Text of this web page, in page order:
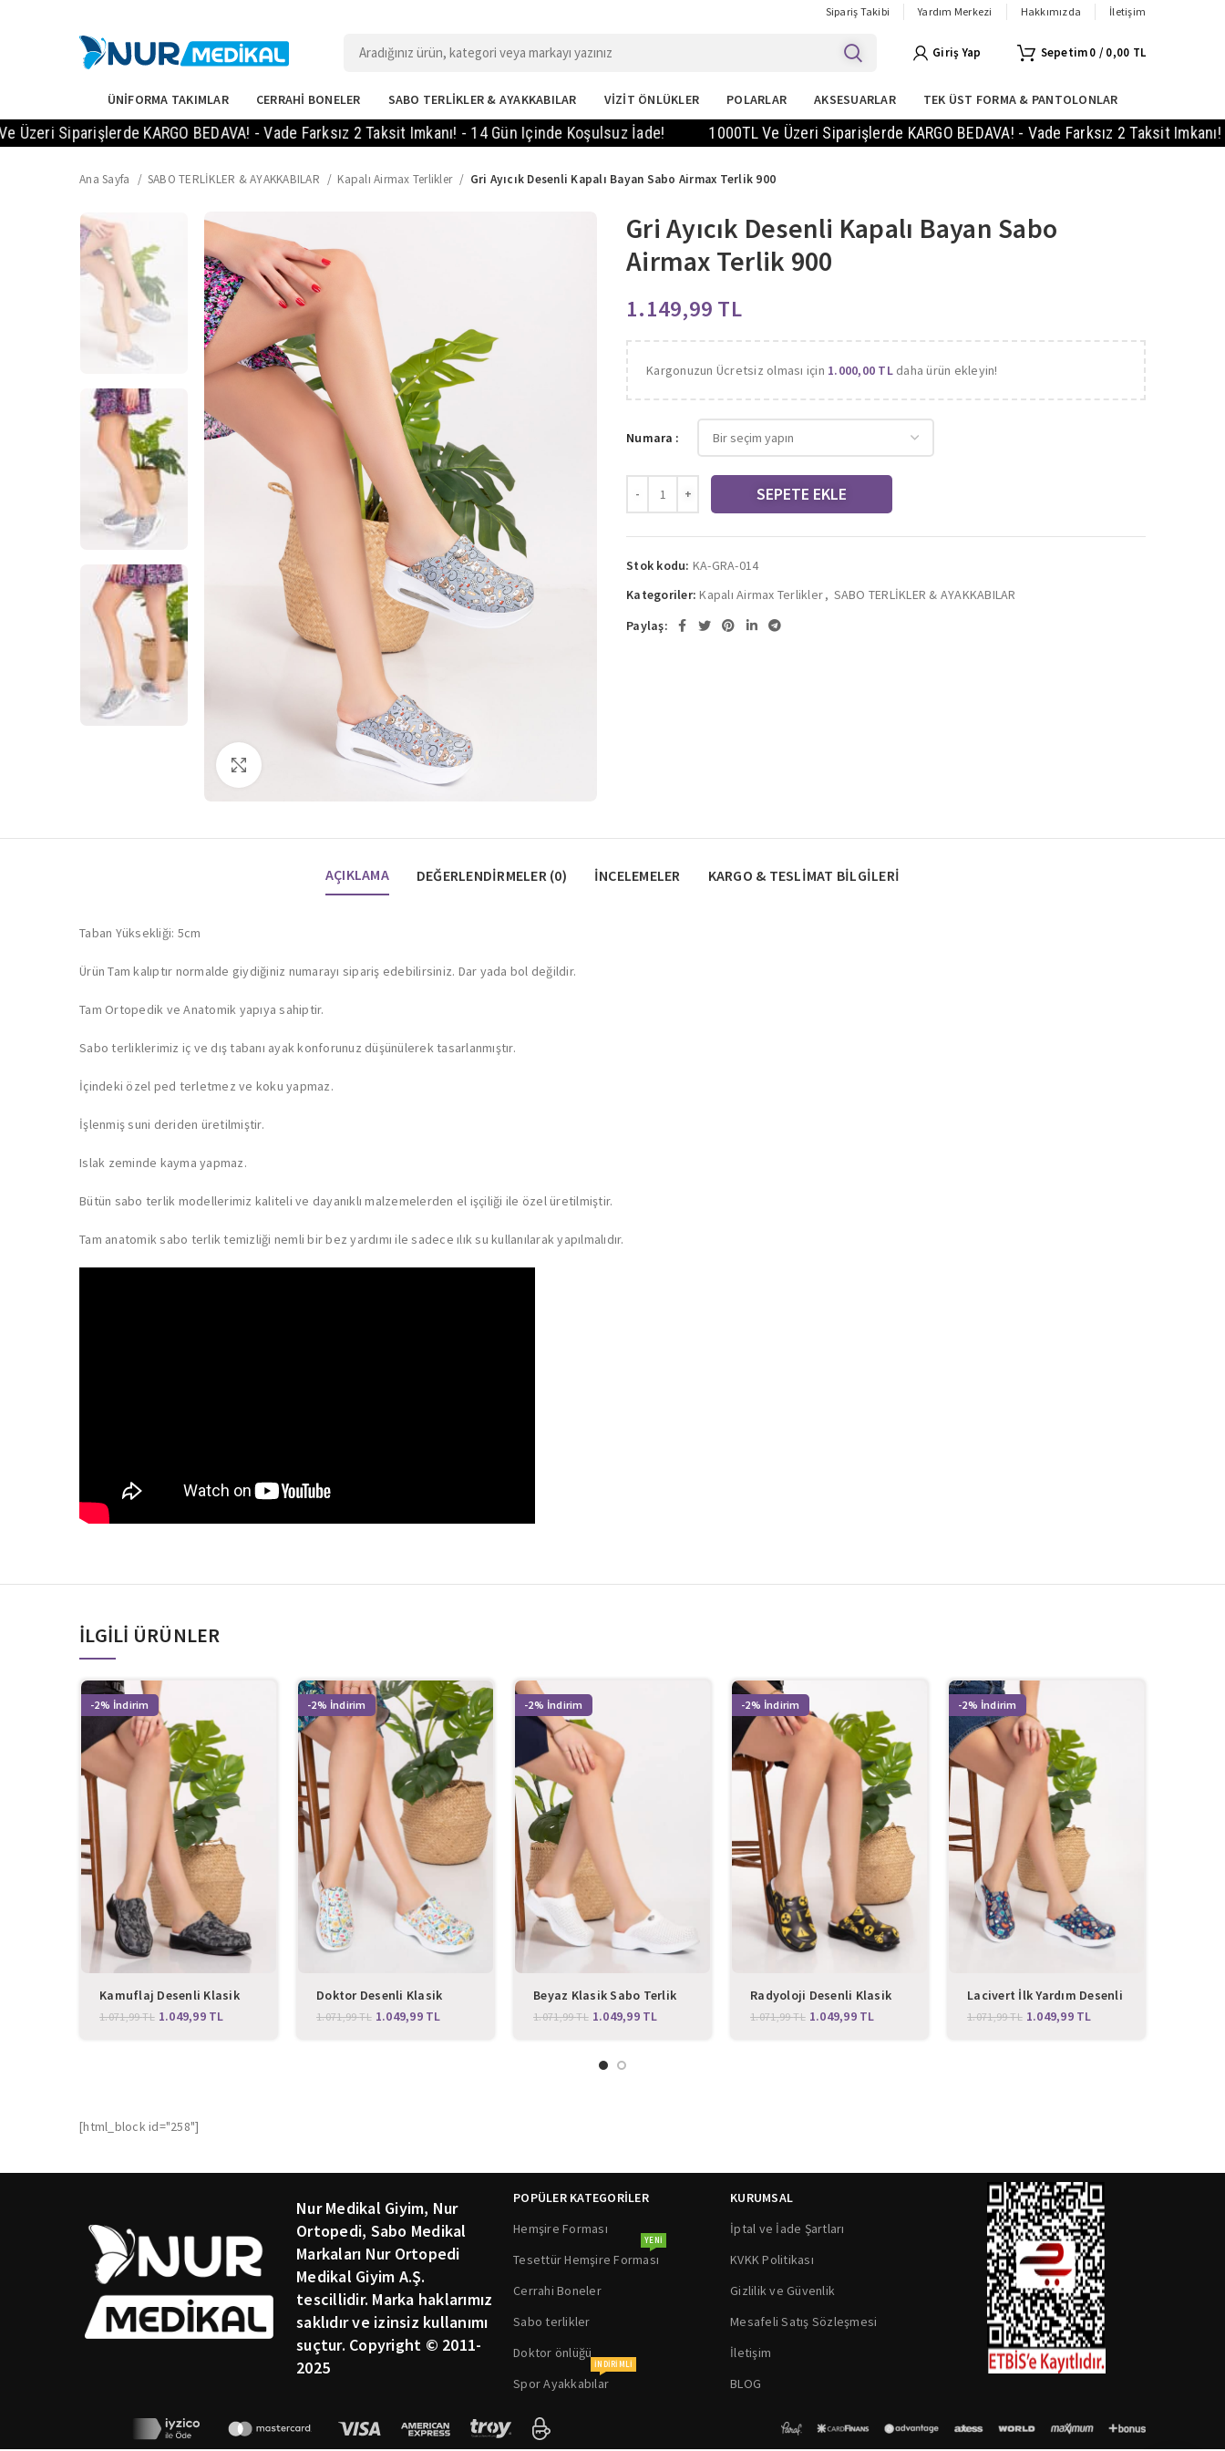
Sipariş Takibi Yardım Merkezi Hakkımızda İletişim
Giriş Yap 0 / 0,00 TL
ÜNİFORMA TAKIMLAR CERRAHİ BONELER SABO TERLİKLER & AYAKKABILAR VİZİT ÖNLÜKLER POLARLAR AKSESUARLAR TEK ÜST FORMA & PANTOLONLAR
KARGO BEDAVA! - Vade Farksız 2 Taksit Imkanı! - 14 Gün Içinde Koşulsuz İade! 1000TL Ve Üzeri Siparişlerde KARGO BEDAVA! - Vade Farksız 2 Taksit Imkanı! - 14
Ana Sayfa SABO TERLİKLER & AYAKKABILAR Kapalı Airmax Terlikler Gri Ayıcık Desenli Kapalı Bayan Sabo Airmax Terlik 900
Büyütmek için tıklayın
Gri Ayıcık Desenli Kapalı Bayan Sabo
Airmax Terlik 900
TL
Kargonuzun Ücretsiz olması için 1.000,00 TLdaha ürün ekleyin!
Numara
SEPETE EKLE
Stok kodu: KA-GRA-014
Kategoriler: Kapalı Airmax Terlikler, SABO TERLİKLER & AYAKKABILAR
Paylaş:
AÇIKLAMA DEĞERLENDIRMELER (0) İNCELEMELER KARGO & TESLIMAT BILGILERI
Taban Yüksekliği: 5cm
Ürün Tam kalıptır normalde giydiğiniz numarayı sipariş edebilirsiniz. Dar yada bol değildir.
Tam Ortopedik ve Anatomik yapıya sahiptir.
Sabo terliklerimiz iç ve dış tabanı ayak konforunuz düşünülerek tasarlanmıştır.
İçindeki özel ped terletmez ve koku yapmaz.
İşlenmiş suni deriden üretilmiştir.
Islak zeminde kayma yapmaz.
Bütün sabo terlik modellerimiz kaliteli ve dayanıklı malzemelerden el işçiliği ile özel üretilmiştir.
Tam anatomik sabo terlik temizliği nemli bir bez yardımı ile sadece ılık su kullanılarak yapılmalıdır.
İLGILI ÜRÜNLER
-2%
Kamuflaj Desenli Klasik
Sabo Terlik
1.071,99TL 1.049,99 TL
-2%
Doktor Desenli Klasik
Sabo Terlik
1.071,99TL 1.049,99 TL
-2%
Beyaz Klasik Sabo Terlik
1.071,99TL 1.049,99 TL
-2%
Radyoloji Desenli Klasik
Sabo Terlik
1.071,99TL 1.049,99 TL
-2%
Lacivert İlk Yardım Desenli
Klasik Sabo Terlik
1.071,99TL 1.049,99 TL
[html_block id="258"]
Nur Medikal Giyim, Nur
Ortopedi, Sabo Medikal
Markaları Nur Ortopedi
Medikal Giyim A.Ş.
tescillidir. Marka haklarımız
saklıdır ve izinsiz kullanımı
suçtur. Copyright © 2011-
2025
POPÜLER KATEGORİLER
Hemşire Forması
Tesettür Hemşire Forması
YENI
Cerrahi Boneler
Sabo terlikler
Doktor önlüğü
Spor Ayakkabılar
INDIRIMLI
KURUMSAL
İptal ve İade Şartları
KVKK Politikası
Gizlilik ve Güvenlik
Mesafeli Satış Sözleşmesi
İletişim
BLOG